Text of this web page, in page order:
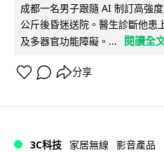
成都一名男子跟隨 AI 制訂高強
公斤後昏迷送院。醫生診斷他患
及多器官功能障礙。...
閱讀全
分享
3C科技 家居無線 影音產品